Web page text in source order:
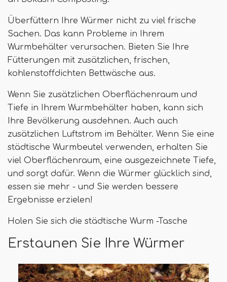
Überfüttern Ihre Würmer nicht zu viel frische
Sachen. Das kann Probleme in Ihrem
Wurmbehälter verursachen. Bieten Sie Ihre
Fütterungen mit zusätzlichen, frischen,
kohlenstoffdichten Bettwäsche aus.
Wenn Sie zusätzlichen Oberflächenraum und
Tiefe in Ihrem Wurmbehälter haben, kann sich
Ihre Bevölkerung ausdehnen. Auch auch
zusätzlichen Luftstrom im Behälter. Wenn Sie eine
städtische Wurmbeutel verwenden, erhalten Sie
viel Oberflächenraum, eine ausgezeichnete Tiefe,
und sorgt dafür. Wenn die Würmer glücklich sind,
essen sie mehr - und Sie werden bessere
Ergebnisse erzielen!
Holen Sie sich die städtische Wurm -Tasche
Erstaunen Sie Ihre Würmer